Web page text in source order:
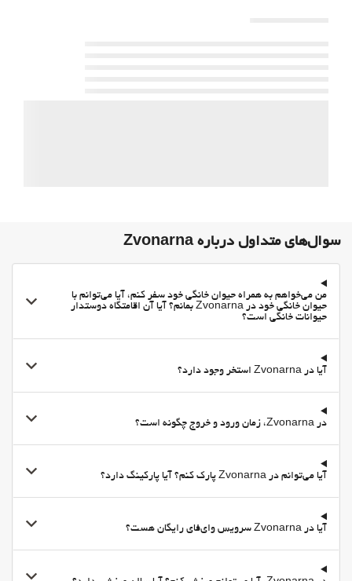
سولاریوم
سوال‌های متداول درباره Zvonarna
من می‌خواهم به همراه حیوان خانگی خود سفر کنم، آیا می‌توانم با
حیوان خانگی خود در Zvonarna بمانم؟ آیا آن اقامتگاه دوستدار
حیوانات خانگی است؟
آیا در Zvonarna استخر وجود دارد؟
در Zvonarna، زمان ورود و خروج چگونه است؟
آیا می‌توانم در Zvonarna پارک کنم؟ آیا پارکینگ دارد؟
آیا در Zvonarna سرویس وای‌فای رایگان هست؟